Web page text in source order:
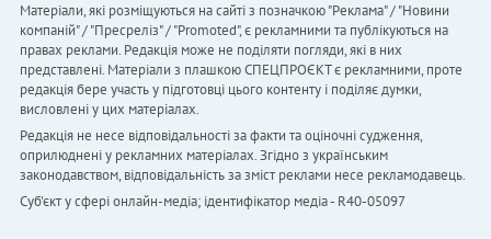
Матеріали, які розміщуються на сайті з позначкою "Реклама" / "Новини
компаній" / "Пресреліз" / "Promoted", є рекламними та публікуються на
правах реклами. Редакція може не поділяти погляди, які в них
представлені. Матеріали з плашкою СПЕЦПРОЄКТ є рекламними, проте
редакція бере участь у підготовці цього контенту і поділяє думки,
висловлені у цих матеріалах.
Редакція не несе відповідальності за факти та оціночні судження,
оприлюднені у рекламних матеріалах. Згідно з українським
законодавством, відповідальність за зміст реклами несе рекламодавець.
Cуб'єкт у сфері онлайн-медіа; ідентифікатор медіа - R40-05097